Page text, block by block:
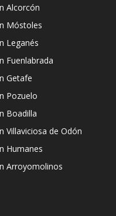
Alcorcón
Móstoles
Leganés
Fuenlabrada
Getafe
Pozuelo
Boadilla
Villaviciosa de Odón
Humanes
Arroyomolinos